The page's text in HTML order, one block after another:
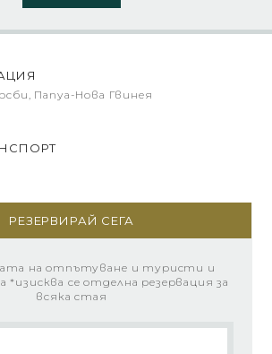
Папуа-Нова Гвинея
РЕЗЕРВИРАЙ СЕГА
на отпътуване и туристи и
*изисква се отделна резервация за
всяка стая